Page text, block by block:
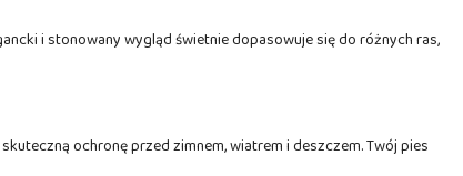
i stonowany wygląd świetnie dopasowuje się do różnych ras,
ochronę przed zimnem, wiatrem i deszczem. Twój pies